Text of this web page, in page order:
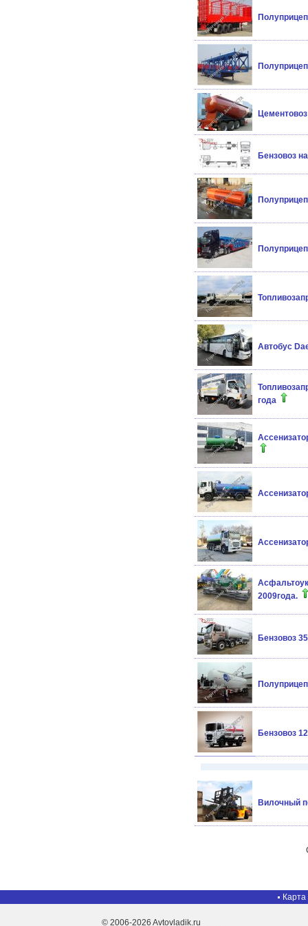
Бензовоз
Автобус
года
2009года.
Бензовоз
Бензовоз
Вилочный
Карта
© 2006-2026 Avtovladik.ru